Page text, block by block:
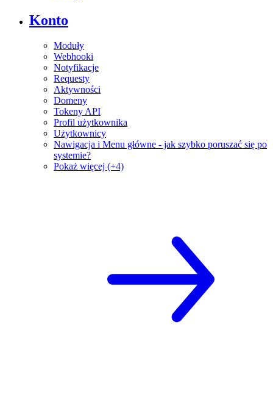
Konto
Moduły
Webhooki
Notyfikacje
Requesty
Aktywności
Domeny
Tokeny API
Profil użytkownika
Użytkownicy
Nawigacja i Menu główne - jak szybko poruszać się po
systemie?
Pokaż więcej (+4)